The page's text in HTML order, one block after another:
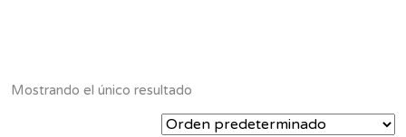
Mostrando el único resultado